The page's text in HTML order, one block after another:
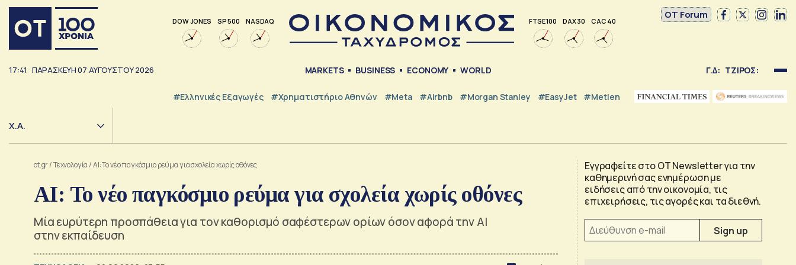
DOW JONES SP 500 NASDAQ FTSE 100 DAX 30 CAC 40
OT Forum
17:41 ΠΑΡΑΣΚΕΥΗ07 ΑΥΓΟΥΣΤΟΥ2026 MARKETS BUSINESS ECONOMY WORLD Γ.Δ: ΤΖΙΡΟΣ:
#Ελληνικές Εξαγωγές #Χρηματιστήριο Αθηνών #Meta #Airbnb #Morgan Stanley #EasyJet #Metlen
Χ.Α.
ot.gr/Τεχνολογία /AI: Το νέο παγκόσμιο ρεύμα για σχολεία χωρίς οθόνες
AI: Το νέο παγκόσμιο ρεύμα για σχολεία χωρίς οθόνες
Μία ευρύτερη προσπάθεια για τον καθορισμό σαφέστερων ορίων όσον αφορά την ΑΙ
στην εκπαίδευση
Εγγραφείτε στο OT Newsletter για την
καθημερινή σας ενημέρωση με
ειδήσεις από την οικονομία, τις
επιχειρήσεις, τις αγορές και τα διεθνή.